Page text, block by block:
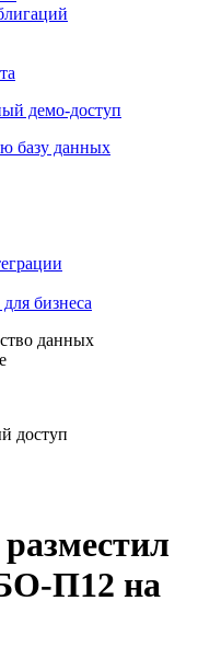
демо-доступ
базу данных
бизнеса
данных
доступ
П12 на